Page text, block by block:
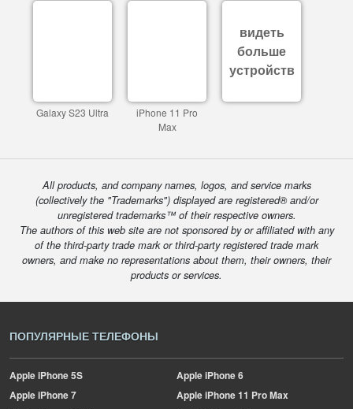
Galaxy S23 Ultra
iPhone 11 Pro
Max
видеть
больше
устройств
All products, and company names, logos, and service marks
(collectively the "Trademarks") displayed are registered® and/or
unregistered trademarks™ of their respective owners.
The authors of this web site are not sponsored by or affiliated with any
of the third-party trade mark or third-party registered trade mark
owners, and make no representations about them, their owners, their
products or services.
ПОПУЛЯРНЫЕ ТЕЛЕФОНЫ
AppleiPhone 5S AppleiPhone 6
AppleiPhone 7 AppleiPhone 11 Pro Max